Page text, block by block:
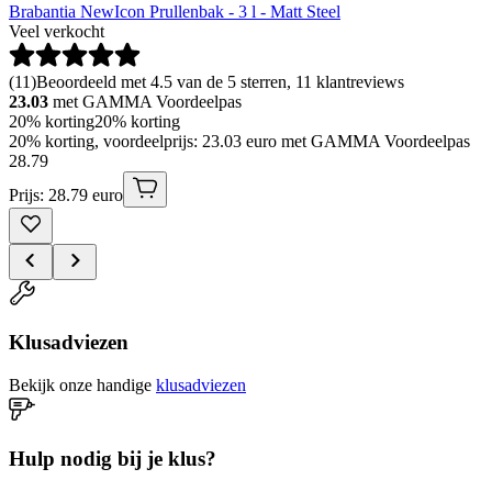
Brabantia NewIcon Prullenbak - 3 l - Matt Steel
Veel verkocht
(11)Beoordeeld met 4.5 van de 5 sterren, 11 klantreviews
23.03 met GAMMA Voordeelpas
20% korting20% korting
20% korting, voordeelprijs: 23.03 euro met GAMMA Voordeelpas
28.79
Prijs: 28.79 euro
Klusadviezen
Bekijk onze handige klusadviezen
Hulp nodig bij je klus?